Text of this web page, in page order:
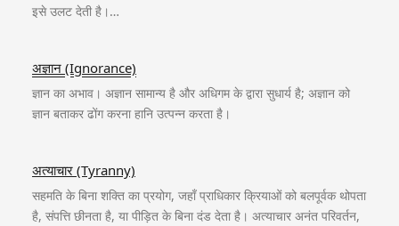
इसे उलट देती है।…
अज्ञान (Ignorance)
ज्ञान का अभाव। अज्ञान सामान्य है और अधिगम के द्वारा सुधार्य है; अज्ञान को
ज्ञान बताकर ढोंग करना हानि उत्पन्न करता है।
अत्याचार (Tyranny)
सहमति के बिना शक्ति का प्रयोग, जहाँ प्राधिकार क्रियाओं को बलपूर्वक थोपता
है, संपत्ति छीनता है, या पीड़ित के बिना दंड देता है। अत्याचार अनंत परिवर्तन,